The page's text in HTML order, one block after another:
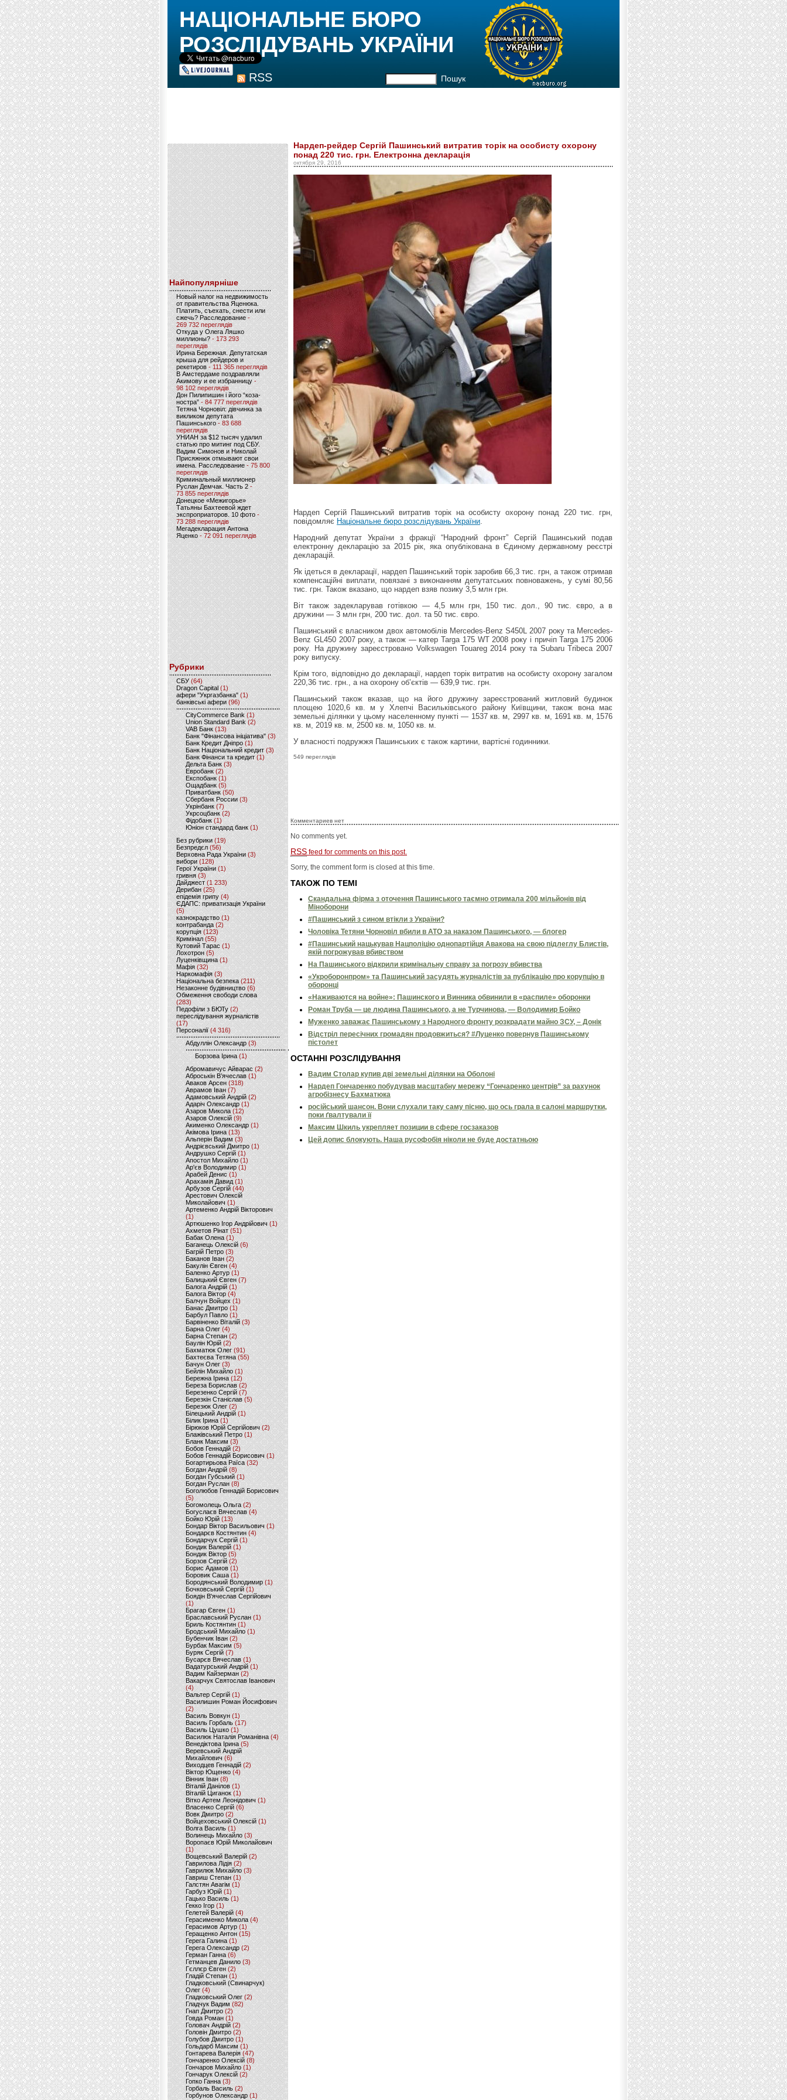
RSS Пошук
НАЦІОНАЛЬНЕ БЮРО
РОЗСЛІДУВАНЬ УКРАЇНИ
Найпопулярніше
Новый налог на недвижимость
от правительства Яценюка.
Платить, съехать, снести или
сжечь? Расследование-
269 732 переглядів
Откуда у Олега Ляшко
миллионы? - 173 293
переглядів
Ирина Бережная. Депутатская
крыша для рейдеров и
рекетиров - 111 365 переглядів
В Амстердаме поздравляли
Акимову и ее избранницу -
98 102 переглядів
Дон Пилипишин і його “коза-
ностра” - 84 777 переглядів
Тетяна Чорновіл: дівчинка за
викликом депутата
Пашинського- 83 688
переглядів
УНИАН за $12 тысяч удалил
статью про митинг под СБУ.
Вадим Симонов и Николай
Присяжнюк отмывают свои
имена. Расследование - 75 800
переглядів
Криминальный миллионер
Руслан Демчак. Часть 2-
73 855 переглядів
Донецкое «Межигорье»
Татьяны Бахтеевой ждет
экспроприаторов. 10 фото -
73 288 переглядів
Мегадекларация Антона
Яценко - 72 091 переглядів
Рубрики
CБУ (64)
Dragon Capital (1)
афери "Укргазбанка" (1)
банківські афери (96)
CityCommerce Bank (1)
Union Standard Bank (2)
VAB Банк (13)
Банк "Фінансова ініціатива" (3)
Банк Кредит Дніпро (1)
Банк Національний кредит (3)
Банк Фінанси та кредит (1)
Дельта Банк (3)
Евробанк(2)
Експобанк (1)
Ощадбанк(5)
Приватбанк (50)
Сбербанк России (3)
Укрінбанк(7)
Укрсоцбанк (2)
Фідобанк (1)
Юніон стандард банк(1)
Без рубрики (19)
Безпредєл(56)
Верховна Рада України (3)
вибори(128)
Герої України(1)
гривня (3)
Дайджест (1 233)
Дерибан (25)
епідемія грипу (4)
ЄДАПС: приватизація України
(5)
казнокрадство (1)
контрабанда (2)
корупція (123)
Кримінал (55)
Кутовий Тарас (1)
Лохотрон(5)
Луценківщина (1)
Мафія (32)
Наркомафія (3)
Національна безпека (211)
Незаконне будівництво(6)
Обмеження свободи слова
(283)
Педофіли з БЮТу (2)
переслідування журналістів
(17)
Персоналії (4 316)
Абдуллін Олександр (3)
Борзова Ірина(1)
Абромавичус Айварас (2)
Аброськін В’ячеслав(1)
Аваков Арсен (318)
Аврамов Іван (7)
Адамовський Андрій(2)
Адаріч Олександр (1)
Азаров Микола (12)
Азаров Олексій (9)
Акименко Олександр(1)
Акімова Ірина(13)
Альперін Вадим (3)
Андрієвський Дмитро(1)
Андрушко Сергій(1)
Апостол Михайло(1)
Ар'єв Володимир (1)
Арабей Денис(1)
Арахамія Давид (1)
Арбузов Сергій (44)
Арестович Олексій
Миколайович(1)
Артеменко Андрій Вікторович
(1)
Артюшенко Ігор Андрійович(1)
Ахметов Рінат(51)
Бабак Олена(1)
Баганець Олексій(6)
Багрій Петро (3)
Баканов Іван(2)
Бакулін Євген (4)
Баленко Артур(1)
Балицький Євген(7)
Балога Андрій (1)
Балога Віктор (4)
Балчун Войцех (1)
Банас Дмитро (1)
Барбул Павло(1)
Барвіненко Віталій(3)
Барна Олег (4)
Барна Степан (2)
Баулін Юрій (2)
Бахматюк Олег (91)
Бахтеєва Тетяна(55)
Бачун Олег (3)
Бейлін Михайло (1)
Бережна Ірина(12)
Береза Борислав(2)
Березенко Сергій (7)
Березкін Станіслав (5)
Березюк Олег(2)
Білецький Андрій (1)
Білик Ірина (1)
Бірюков Юрій Сергійович (2)
Блажівський Петро (1)
Бланк Максим(3)
Бобов Геннадій (2)
Бобов Геннадій Борисович (1)
Богартирьова Раїса (32)
Богдан Андрій(8)
Богдан Губський (1)
Богдан Руслан(8)
Боголюбов Геннадій Борисович
(5)
Богомолець Ольга (2)
Богуслаєв Вячеслав (4)
Бойко Юрій (13)
Бондар Віктор Васильович (1)
Бондарєв Костянтин (4)
Бондарчук Сергій(1)
Бондик Валерій (1)
Бондик Віктор(5)
Борзов Сергiй (2)
Борис Адамов(1)
Боровик Саша (1)
Бородянський Володимир (1)
Бочковський Сергій (1)
Боядін В'ячеслав Сергійович
(1)
Брагар Євген (1)
Браславський Руслан (1)
Бриль Костянтин (1)
Бродський Михайло (1)
Бубенчик Іван(2)
Бурбак Максим (5)
Буряк Сергій (7)
Бусарєв Вячеслав (1)
Вадатурський Андрій (1)
Вадим Кайзерман (2)
Вакарчук Святослав Іванович
(4)
Вальтер Сергій (1)
Василишин Роман Йосифович
(2)
Василь Вовкун (1)
Василь Горбаль (17)
Василь Цушко (1)
Василюк Наталія Романівна (4)
Венедіктова Ірина(5)
Веревський Андрій
Михайлович (6)
Виходцев Геннадій (2)
Віктор Ющенко (4)
Вінник Іван (8)
Віталій Данілов (1)
Віталій Циганок (1)
Вітко Артем Леонідович(1)
Власенко Сергій (6)
Вовк Дмитро(2)
Войцеховський Олексій(1)
Волга Василь (1)
Волинець Михайло (3)
Воропаєв Юрій Миколайович
(1)
Вощевський Валерій(2)
Гаврилова Лідія (2)
Гаврилюк Михайло (3)
Гавриш Степан (1)
Галстян Авагім (1)
Гарбуз Юрій (1)
Гацько Василь (1)
Гекко Ігор(1)
Гелетей Валерій (4)
Герасименко Микола (4)
Герасимов Артур (1)
Геращенко Антон(15)
Герега Галина (1)
Герега Олександр (2)
Герман Ганна (6)
Гетманцев Данило (3)
Гєллєр Євген (2)
Гладій Степан(1)
Гладковський (Свинарчук)
Олег (4)
Гладковський Олег (2)
Гладчук Вадим (82)
Гнап Дмитро (2)
Говда Роман(1)
Головач Андрій (2)
Головін Дмитро (2)
Голубов Дмитро (1)
Гольдарб Максим(1)
Гонтарева Валерія (47)
Гончаренко Олексій(8)
Гончаров Михайло (1)
Гончарук Олексій (2)
Гопко Ганна (3)
Горбаль Василь (2)
Горбунов Олександр (1)
Нардеп-рейдер Сергій Пашинський витратив торік на особисту охорону
понад 220 тис. грн. Електронна декларація
октября 29, 2016
Нардеп Сергій Пашинський витратив торік на особисту охорону понад 220 тис. грн,
повідомляє Національне бюро розслідувань України.
Народний депутат України з фракції “Народний фронт” Сергій Пашинський подав
електронну декларацію за 2015 рік, яка опублікована в Єдиному державному реєстрі
декларацій.
Як ідеться в декларації, нардеп Пашинський торік заробив 66,3 тис. грн, а також отримав
компенсаційні виплати, повязані з виконанням депутатських повноважень, у сумі 80,56
тис. грн. Також вказано, що нардеп взяв позику 3,5 млн грн.
Віт також задекларував готівкою — 4,5 млн грн, 150 тис. дол., 90 тис. євро, а в
дружини — 3 млн грн, 200 тис. дол. та 50 тис. євро.
Пашинський є власником двох автомобілів Mercedes-Benz S450L 2007 року та Mercedes-
Benz GL450 2007 року, а також — катер Targa 175 WT 2008 року і причіп Targa 175 2006
року. На дружину зареєстровано Volkswagen Touareg 2014 року та Subaru Tribeca 2007
року випуску.
Крім того, відповідно до декларації, нардеп торік витратив на особисту охорону загалом
220,36 тис. грн., а на охорону об’єктів — 639,9 тис. грн.
Пашинський також вказав, що на його дружину зареєстрований житловий будинок
площею 1020,6 кв. м у Хлепчі Васильківського району Київщини, також вона має
земельні ділянки у цьому населенному пункті — 1537 кв. м, 2997 кв. м, 1691 кв. м, 1576
кв. м, 2019 кв. м, 2500 кв. м, 1050 кв. м.
У власності подружжя Пашинських є також картини, вартісні годинники.
549 переглядів
Комментариев нет
No comments yet.
RSS feed for comments on this post.
Sorry, the comment form is closed at this time.
ТАКОЖ ПО ТЕМІ
Скандальна фірма з оточення Пашинського таємно отримала 200 мільйонів від
Міноборони
#Пашинський з сином втікли з України?
Чоловіка Тетяни Чорновіл вбили в АТО за наказом Пашинського, — блогер
#Пашинський нацькував Нацполіцію однопартійця Авакова на свою підлеглу Блистів,
якій погрожував вбивством
На Пашинського відкрили кримінальну справу за погрозу вбивства
«Укроборонпром» та Пашинський засудять журналістів за публікацію про корупцію в
оборонці
«Наживаются на войне»: Пашинского и Винника обвинили в «распиле» оборонки
Роман Труба — це людина Пашинського, а не Турчинова, — Володимир Бойко
Муженко заважає Пашинському з Народного фронту розкрадати майно ЗСУ, – Донік
Відстріл пересічних громадян продовжиться? #Луценко повернув Пашинському
пістолет
ОСТАННІ РОЗСЛІДУВАННЯ
Вадим Столар купив дві земельні ділянки на Оболоні
Нардеп Гончаренко побудував масштабну мережу “Гончаренко центрів” за рахунок
агробізнесу Бахматюка
російський шансон. Вони слухали таку саму пісню, що ось грала в салоні маршрутки,
поки ґвалтували її
Максим Шкиль укрепляет позиции в сфере госзаказов
Цей допис блокують. Наша русофобія ніколи не буде достатньою